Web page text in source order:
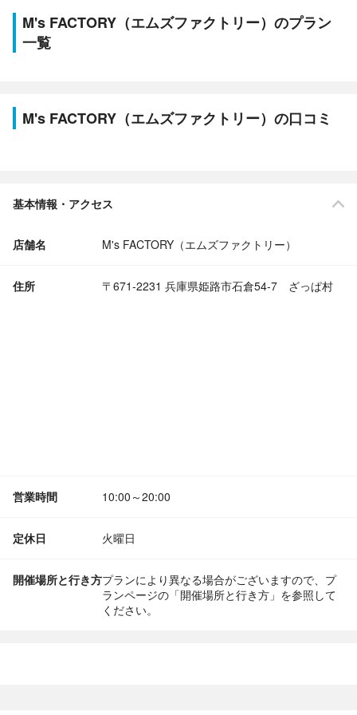
M's FACTORY（エムズファクトリー）のプラン
一覧
M's FACTORY（エムズファクトリー）の口コミ
基本情報・アクセス
店舗名 M's FACTORY（エムズファクトリー）
住所 〒671-2231 兵庫県姫路市石倉54-7 ざっぱ村
営業時間 10:00～20:00
定休日 火曜日
開催場所と行き方プランにより異なる場合がございますので、プ
ランページの「開催場所と行き方」を参照して
ください。